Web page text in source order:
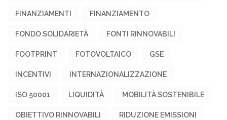
FINANZIAMENTI FINANZIAMENTO
FONDO SOLIDARIETÀ FONTI RINNOVABILI
FOOTPRINT FOTOVOLTAICO GSE
INCENTIVI INTERNAZIONALIZZAZIONE
ISO 50001 LIQUIDITÀ MOBILITÀ SOSTENIBILE
OBIETTIVO RINNOVABILI RIDUZIONE EMISSIONI